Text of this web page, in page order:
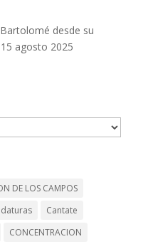
desde su
agosto 2025
DE LOS CAMPOS
Cantate
CONCENTRACION